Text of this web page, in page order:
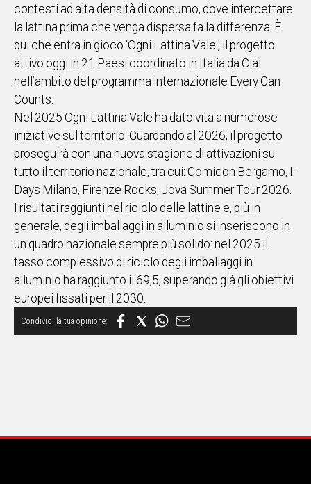
contesti ad alta densità di consumo, dove intercettare
la lattina prima che venga dispersa fa la differenza. È
qui che entra in gioco 'Ogni Lattina Vale', il progetto
attivo oggi in 21 Paesi coordinato in Italia da Cial
nell’ambito del programma internazionale Every Can
Counts.
Nel 2025 Ogni Lattina Vale ha dato vita a numerose
iniziative sul territorio. Guardando al 2026, il progetto
proseguirà con una nuova stagione di attivazioni su
tutto il territorio nazionale, tra cui: Comicon Bergamo, I-
Days Milano, Firenze Rocks, Jova Summer Tour 2026.
I risultati raggiunti nel riciclo delle lattine e, più in
generale, degli imballaggi in alluminio si inseriscono in
un quadro nazionale sempre più solido: nel 2025 il
tasso complessivo di riciclo degli imballaggi in
alluminio ha raggiunto il 69,5, superando già gli obiettivi
europei fissati per il 2030.